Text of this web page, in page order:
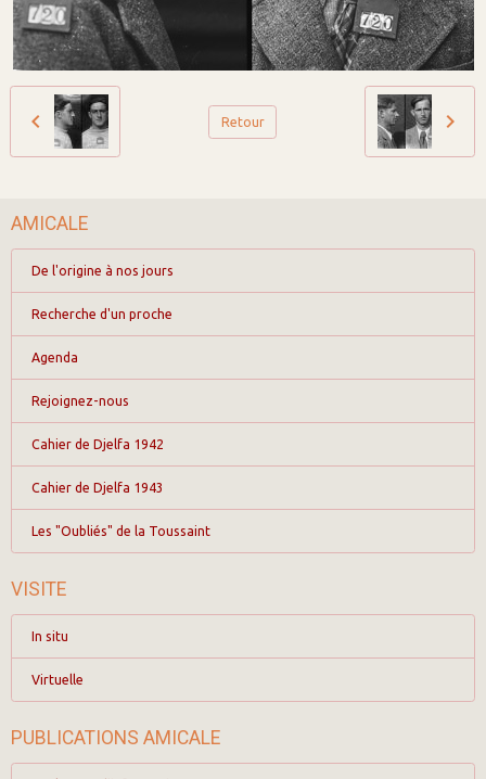
Retour
AMICALE
De l'origine à nos jours
Recherche d'un proche
Agenda
Rejoignez-nous
Cahier de Djelfa 1942
Cahier de Djelfa 1943
Les "Oubliés" de la Toussaint
VISITE
In situ
Virtuelle
PUBLICATIONS AMICALE